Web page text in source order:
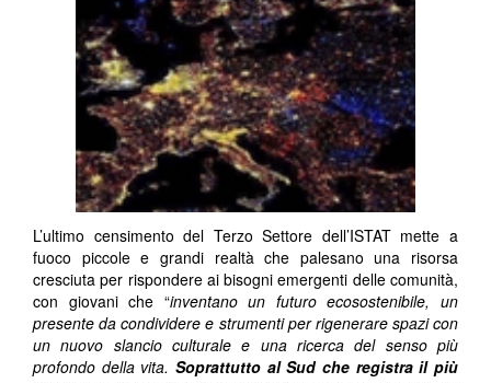
L’ultimo censimento del Terzo Settore dell’ISTAT mette a
fuoco piccole e grandi realtà che palesano una risorsa
cresciuta per rispondere ai bisogni emergenti delle comunità,
con giovani che “inventano un futuro ecosostenibile, un
presente da condividere e strumenti per rigenerare spazi con
un nuovo slancio culturale e una ricerca del senso più
profondo della vita. Soprattutto al Sud che registra il più